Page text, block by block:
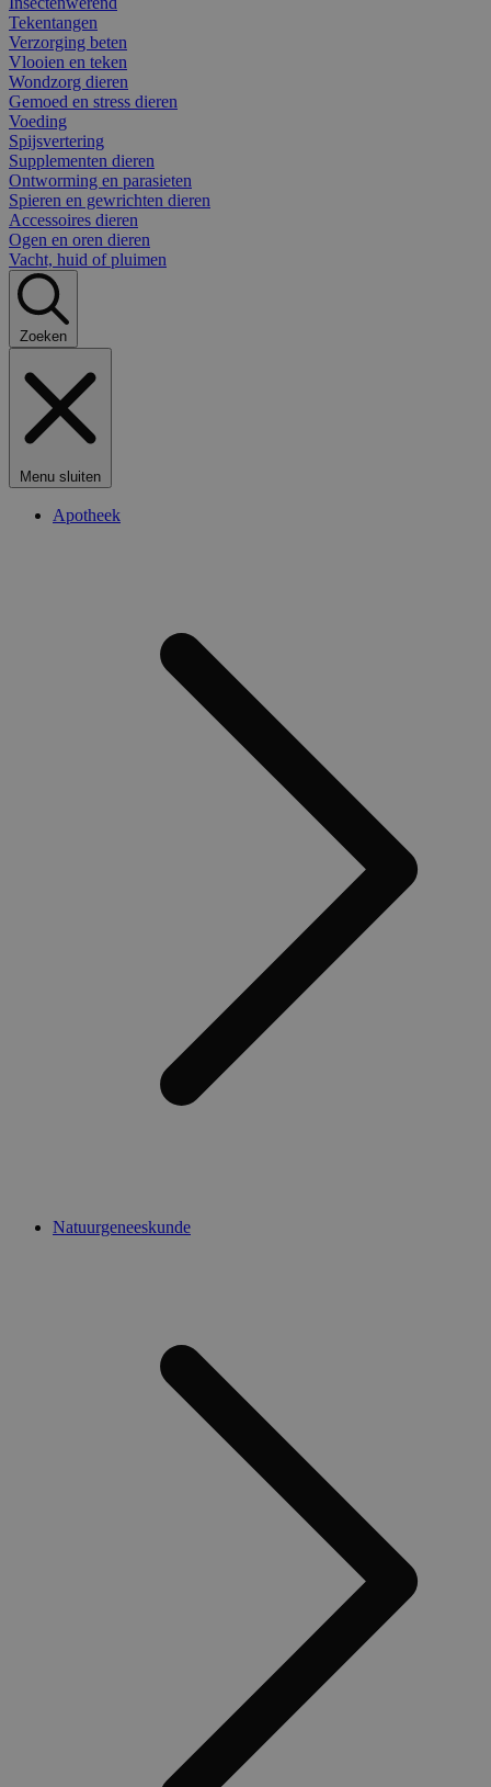
Tekentangen
Verzorging beten
Vlooien en teken
Wondzorg dieren
Gemoed en stress dieren
Voeding
Spijsvertering
Supplementen dieren
Ontworming en parasieten
Spieren en gewrichten dieren
Accessoires dieren
Ogen en oren dieren
Vacht, huid of pluimen
Zoeken
Menu sluiten
Apotheek
Natuurgeneeskunde